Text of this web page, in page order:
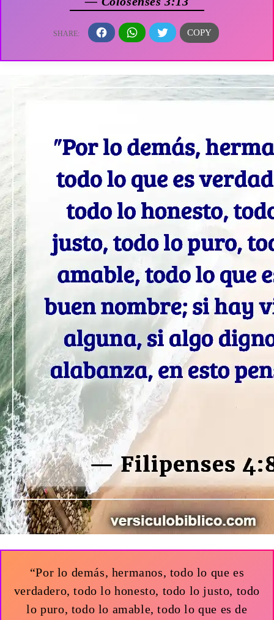
“Por lo demás, hermanos, todo lo que es
verdadero, todo lo honesto, todo lo justo, todo
lo puro, todo lo amable, todo lo que es de